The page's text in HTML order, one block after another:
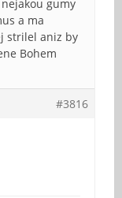
gumy
a ma
strilel aniz by
Bohem
#3816